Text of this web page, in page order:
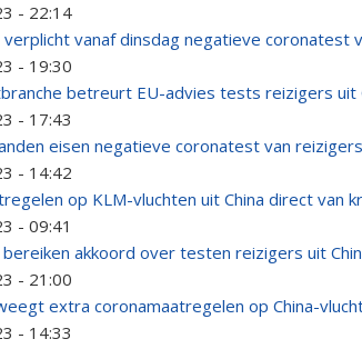
- 22:14
verplicht vanaf dinsdag negatieve coronatest
- 19:30
betreurt EU-advies tests reizigers uit
- 17:43
eisen negatieve coronatest van
- 14:42
op KLM-vluchten uit China direct van
- 09:41
bereiken akkoord over testen reizigers uit
- 21:00
extra coronamaatregelen op China-
- 14:33